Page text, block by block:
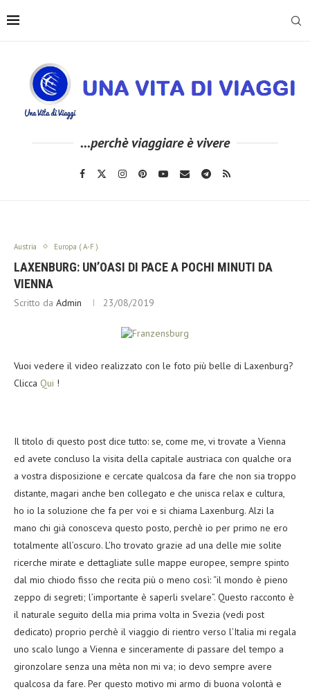
...perchè viaggiare è vivere
Austria Europa ( A-F )
LAXENBURG: UN’OASI DI PACE A POCHI MINUTI DA
VIENNA
Scritto da Admin 23/08/2019
Vuoi vedere il video realizzato con le foto più belle di Laxenburg?
Clicca Qui !
Il titolo di questo post dice tutto: se, come me, vi trovate a Vienna
ed avete concluso la visita della capitale austriaca con qualche ora
a vostra disposizione e cercate qualcosa da fare che non sia troppo
distante, magari anche ben collegato e che unisca relax e cultura,
ho io la soluzione che fa per voi e si chiama Laxenburg. Alzi la
mano chi già conosceva questo posto, perchè io per primo ne ero
totalmente all’oscuro. L’ho trovato grazie ad una delle mie solite
ricerche mirate e dettagliate sulle mappe europee, sempre spinto
dal mio chiodo fisso che recita più o meno così: “il mondo è pieno
zeppo di segreti; l’importante è saperli svelare”. Questo racconto è
il naturale seguito della mia prima volta in Svezia (vedi post
dedicato) proprio perchè il viaggio di rientro verso l’Italia mi regala
uno scalo lungo a Vienna e sinceramente di passare del tempo a
gironzolare senza una mèta non mi va; io devo sempre avere
qualcosa da fare. Per questo motivo mi armo di buona volontà e